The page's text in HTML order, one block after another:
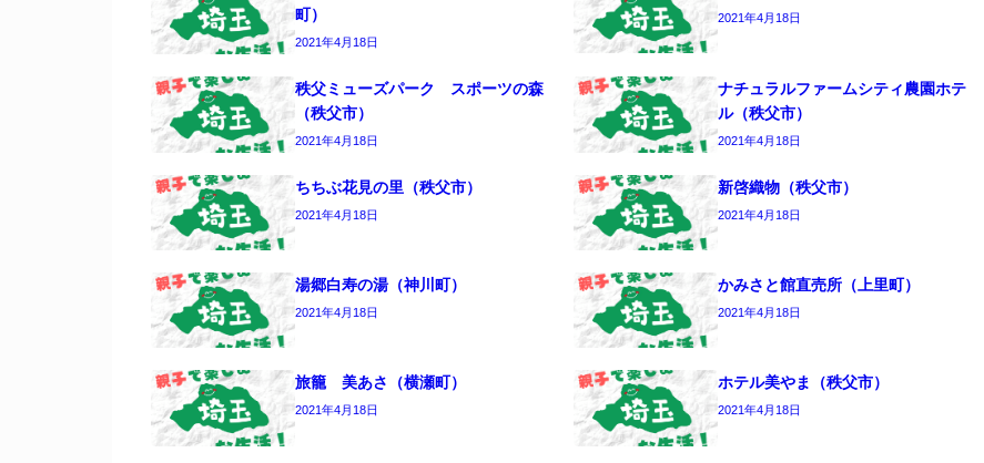
町）
2021年4月18日
2021年4月18日
秩父ミューズパーク スポーツの森
（秩父市）
2021年4月18日
ナチュラルファームシティ農園ホテ
ル（秩父市）
2021年4月18日
ちちぶ花見の里（秩父市）
2021年4月18日
新啓織物（秩父市）
2021年4月18日
湯郷白寿の湯（神川町）
2021年4月18日
かみさと館直売所（上里町）
2021年4月18日
旅籠 美あさ（横瀬町）
2021年4月18日
ホテル美やま（秩父市）
2021年4月18日